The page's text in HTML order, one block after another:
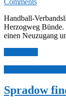
Comments
Handball-
Herzogweg
einen Neuzugang
Spradow